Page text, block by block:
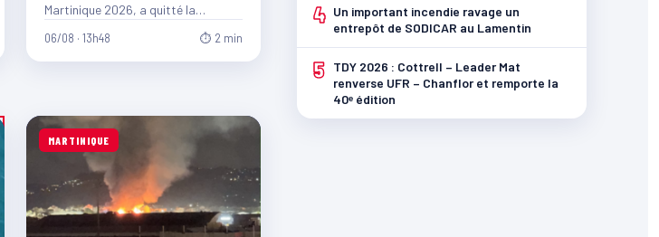
Martinique 2026, a quitté la
Martinique ce mercredi 5 août pour
rejoindre le…
06/08 · 13h48 ⏱ 2 min
MARTINIQUE
4 Un important incendie ravage un
entrepôt de SODICAR au Lamentin
5
TDY 2026 : Cottrell – Leader Mat
renverse UFR – Chanflor et remporte la
40ᵉ édition